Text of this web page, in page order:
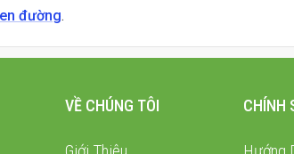
đường.
VỀ CHÚNG TÔI CHÍNH